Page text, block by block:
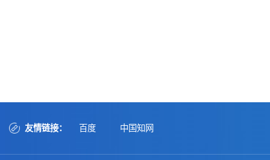
友情链接： 百度 中国知网